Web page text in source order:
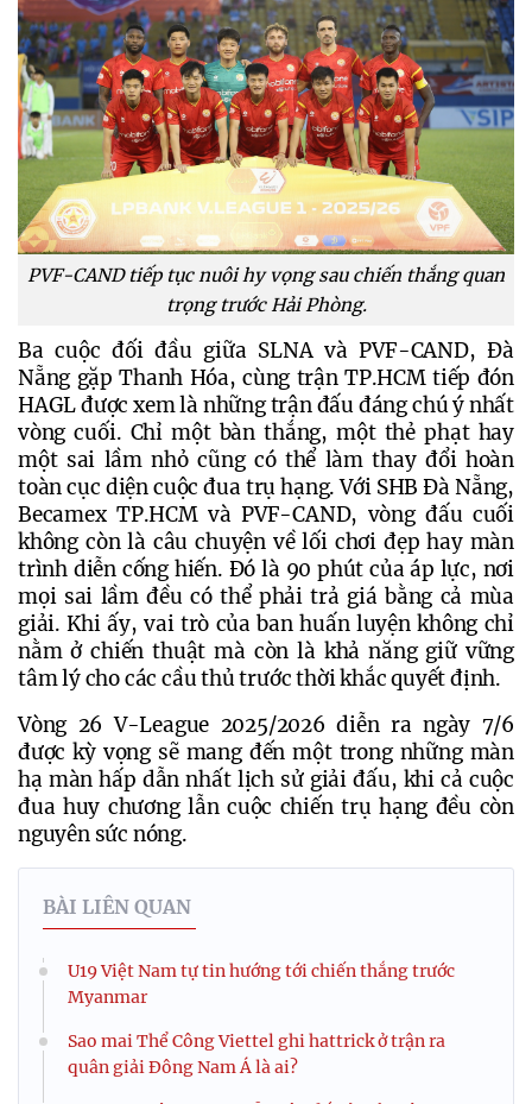
PVF-CAND tiếp tục nuôi hy vọng sau chiến thắng quan
trọng trước Hải Phòng.
Ba cuộc đối đầu giữa SLNA và PVF-CAND, Đà
Nẵng gặp Thanh Hóa, cùng trận TP.HCM tiếp đón
HAGL được xem là những trận đấu đáng chú ý nhất
vòng cuối. Chỉ một bàn thắng, một thẻ phạt hay
một sai lầm nhỏ cũng có thể làm thay đổi hoàn
toàn cục diện cuộc đua trụ hạng. Với SHB Đà Nẵng,
Becamex TP.HCM và PVF-CAND, vòng đấu cuối
không còn là câu chuyện về lối chơi đẹp hay màn
trình diễn cống hiến. Đó là 90 phút của áp lực, nơi
mọi sai lầm đều có thể phải trả giá bằng cả mùa
giải. Khi ấy, vai trò của ban huấn luyện không chỉ
nằm ở chiến thuật mà còn là khả năng giữ vững
tâm lý cho các cầu thủ trước thời khắc quyết định.
Vòng 26 V-League 2025/2026 diễn ra ngày 7/6
được kỳ vọng sẽ mang đến một trong những màn
hạ màn hấp dẫn nhất lịch sử giải đấu, khi cả cuộc
đua huy chương lẫn cuộc chiến trụ hạng đều còn
nguyên sức nóng.
BÀI LIÊN QUAN
U19 Việt Nam tự tin hướng tới chiến thắng trước
Myanmar
Sao mai Thể Công Viettel ghi hattrick ở trận ra
quân giải Đông Nam Á là ai?